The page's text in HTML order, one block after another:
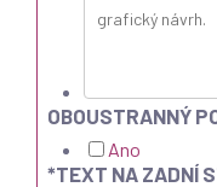
OBOUSTRANNÝ
Ano
*TEXT NA ZADNÍ